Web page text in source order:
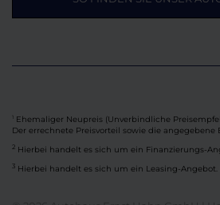
Ehemaliger Neupreis (Unverbindliche
Der errechnete Preisvorteil sowie die
2 Hierbei handelt es sich um ein Finanzierungs-
3 Hierbei handelt es sich um ein Leasing-